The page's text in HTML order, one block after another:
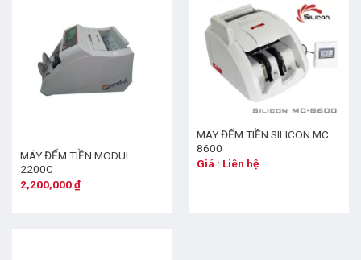
MÁY ĐẾM TIỀN MODUL
2200C
2,200,000₫
MÁY ĐẾM TIỀN SILICON MC
8600
Giá : Liên hệ